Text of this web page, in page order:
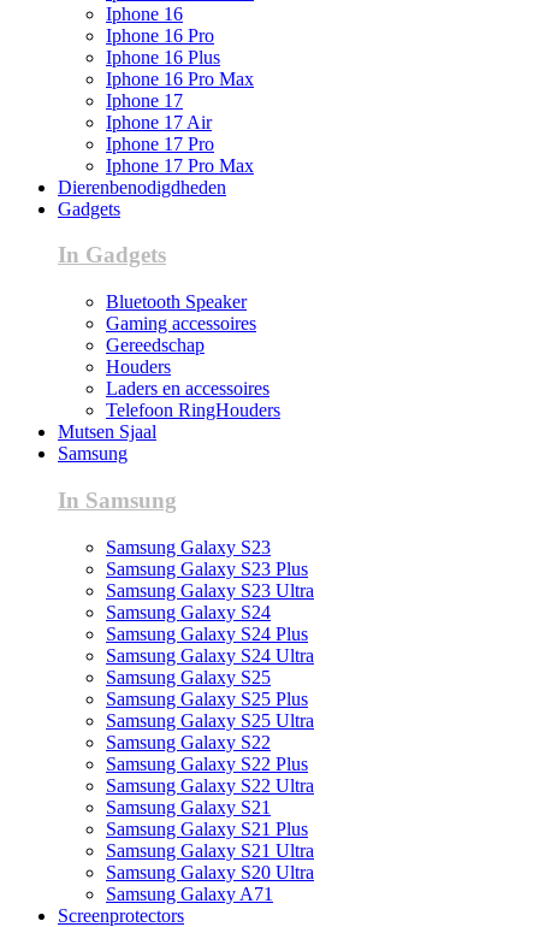
Iphone 16
Iphone 16 Pro
Iphone 16 Plus
Iphone 16 Pro Max
Iphone 17
Iphone 17 Air
Iphone 17 Pro
Iphone 17 Pro Max
Dierenbenodigdheden
Gadgets
In Gadgets
Bluetooth Speaker
Gaming accessoires
Gereedschap
Houders
Laders en accessoires
Telefoon RingHouders
Mutsen Sjaal
Samsung
In Samsung
Samsung Galaxy S23
Samsung Galaxy S23 Plus
Samsung Galaxy S23 Ultra
Samsung Galaxy S24
Samsung Galaxy S24 Plus
Samsung Galaxy S24 Ultra
Samsung Galaxy S25
Samsung Galaxy S25 Plus
Samsung Galaxy S25 Ultra
Samsung Galaxy S22
Samsung Galaxy S22 Plus
Samsung Galaxy S22 Ultra
Samsung Galaxy S21
Samsung Galaxy S21 Plus
Samsung Galaxy S21 Ultra
Samsung Galaxy S20 Ultra
Samsung Galaxy A71
Screenprotectors